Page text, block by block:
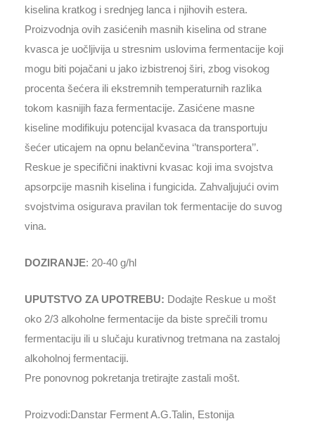
kiselina kratkog i srednjeg lanca i njihovih estera.
Proizvodnja ovih zasićenih masnih kiselina od strane
kvasca je uočljivija u stresnim uslovima fermentacije koji
mogu biti pojačani u jako izbistrenoj širi, zbog visokog
procenta šećera ili ekstremnih temperaturnih razlika
tokom kasnijih faza fermentacije. Zasićene masne
kiseline modifikuju potencijal kvasaca da transportuju
šećer uticajem na opnu belančevina ‘’transportera’’.
Reskue je specifični inaktivni kvasac koji ima svojstva
apsorpcije masnih kiselina i fungicida. Zahvaljujući ovim
svojstvima osigurava pravilan tok fermentacije do suvog
vina.
DOZIRANJE: 20-40 g/hl
UPUTSTVO ZA UPOTREBU: Dodajte Reskue u mošt
oko 2/3 alkoholne fermentacije da biste sprečili tromu
fermentaciju ili u slučaju kurativnog tretmana na zastaloj
alkoholnoj fermentaciji.
Pre ponovnog pokretanja tretirajte zastali mošt.
Proizvodi:Danstar Ferment A.G.Talin, Estonija